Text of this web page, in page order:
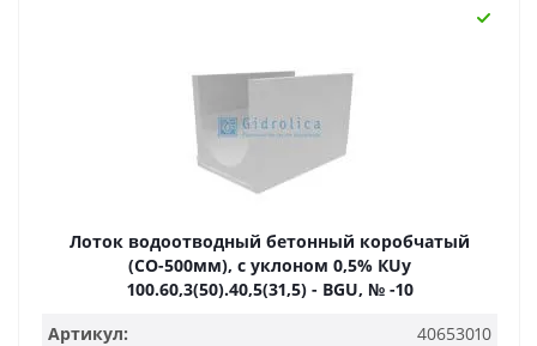
Лоток водоотводный бетонный коробчатый
(СО-500мм), с уклоном 0,5% КUу
100.60,3(50).40,5(31,5) - BGU, № -10
Артикул:
40653010